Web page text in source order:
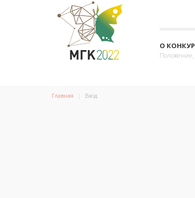
О
Главная Вход